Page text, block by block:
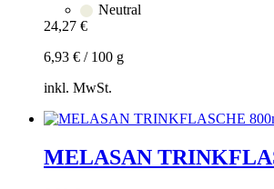
mehrere
Varianten
Die
können
auf
der
gewählt
Neutral
24,27 €
6,93 € / 100 g
inkl. MwSt.
Zum
hinzufügen
MELASAN